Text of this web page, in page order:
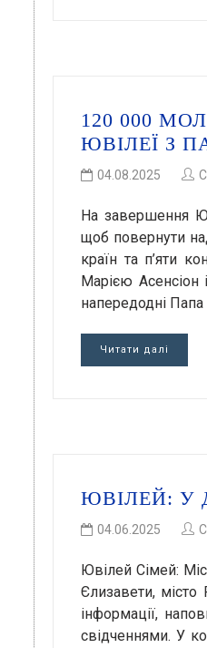
120 000
ЮВІЛЕЇ З
04.08.2025
На завершення
щоб повернути
країн та п’яти
Марією
напередодні
Читати далі
ЮВІЛЕЙ: У
04.06.2025
Ювілей Сімей:
Єлизавети,
інформації,
свідченнями. У